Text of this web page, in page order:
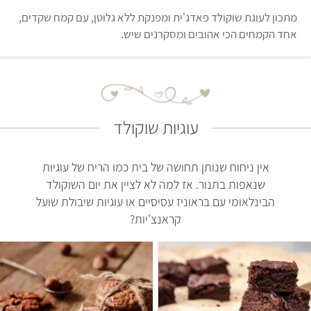
ת
ו
ך
מתכון לעוגת שוקולד פאדג'ית ומפנקת ללא גלוטן, עם קמח שקדים,
אחד הקמחים הכי אהובים ומסקרנים שיש.
עוגיות שוקולד
אין ניחוח שנותן תחושה של בית כמו הריח של עוגיות
שנאפות בתנור. אז למה לא לציין את יום השוקולד
הבינלאומי עם בראוניז עסיסיים או עוגיות שיבולת שועל
קראנצ'יות?